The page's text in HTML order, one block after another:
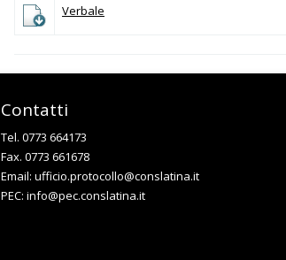
Verbale
Contatti
Tel. 0773 664173
Fax. 0773 661678
Email: ufficio.protocollo@conslatina.it
PEC: info@pec.conslatina.it